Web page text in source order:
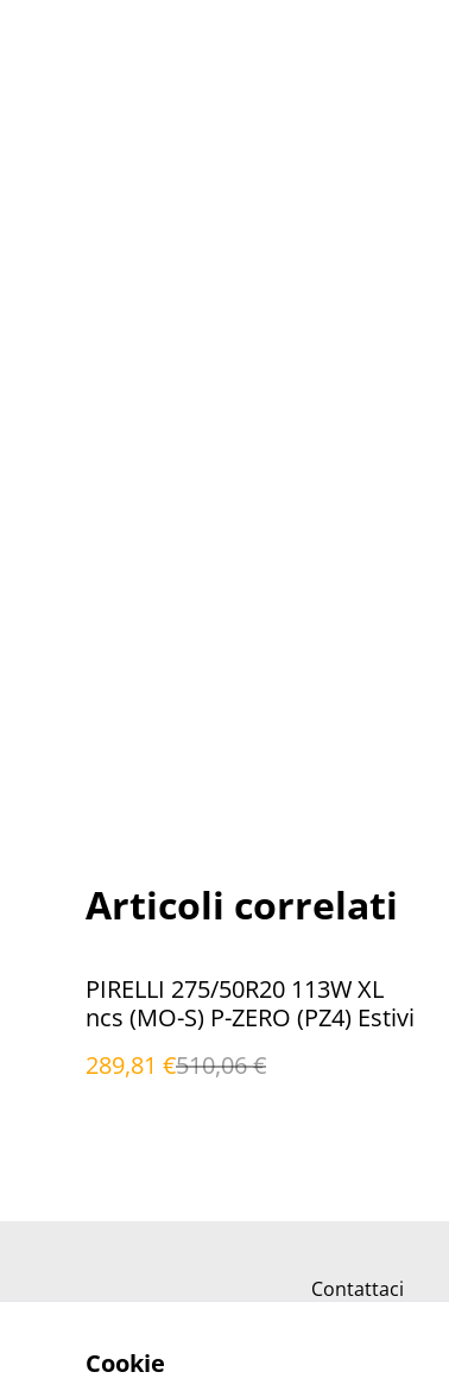
Articoli correlati
%
PIRELLI 275/50R20 113W XL
ncs (MO-S) P-ZERO (PZ4) Estivi
289,81 €510,06 €
Contattaci
Cookie